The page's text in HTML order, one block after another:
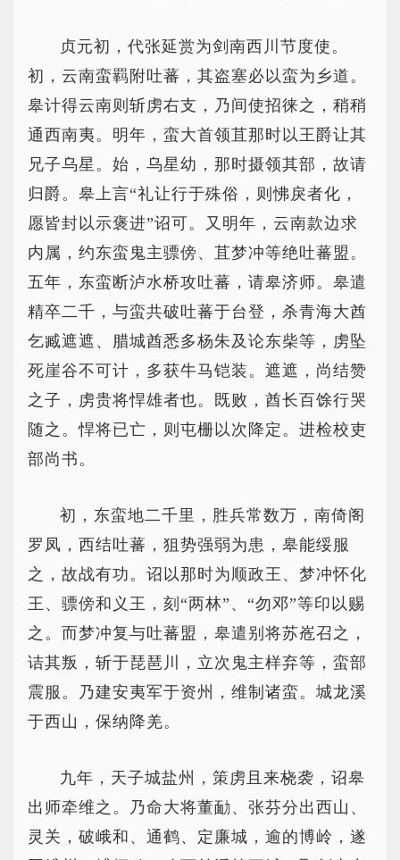
贞元初，代张延赏为剑南西川节度使。
初，云南蛮羁附吐蕃，其盗塞必以蛮为乡道。
皋计得云南则斩虏右支，乃间使招徕之，稍稍
通西南夷。明年，蛮大首领苴那时以王爵让其
兄子乌星。始，乌星幼，那时摄领其部，故请
归爵。皋上言“礼让行于殊俗，则怫戾者化，
愿皆封以示褒进”诏可。又明年，云南款边求
内属，约东蛮鬼主骠傍、苴梦冲等绝吐蕃盟。
五年，东蛮断泸水桥攻吐蕃，请皋济师。皋遣
精卒二千，与蛮共破吐蕃于台登，杀青海大酋
乞臧遮遮、腊城酋悉多杨朱及论东柴等，虏坠
死崖谷不可计，多获牛马铠装。遮遮，尚结赞
之子，虏贵将悍雄者也。既败，酋长百馀行哭
随之。悍将已亡，则屯栅以次降定。进检校吏
部尚书。
初，东蛮地二千里，胜兵常数万，南倚阁
罗凤，西结吐蕃，狙势强弱为患，皋能绥服
之，故战有功。诏以那时为顺政王、梦冲怀化
王、骠傍和义王，刻“两林”、“勿邓”等印以赐
之。而梦冲复与吐蕃盟，皋遣别将苏峞召之，
诘其叛，斩于琵琶川，立次鬼主样弃等，蛮部
震服。乃建安夷军于资州，维制诸蛮。城龙溪
于西山，保纳降羌。
九年，天子城盐州，策虏且来桡袭，诏皋
出师牵维之。乃命大将董勔、张芬分出西山、
灵关，破峨和、通鹤、定廉城，逾的博岭，遂